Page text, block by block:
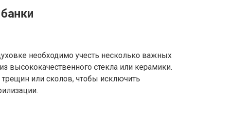
необходимо учесть несколько важных
высококачественного стекла или керамики.
или сколов, чтобы исключить